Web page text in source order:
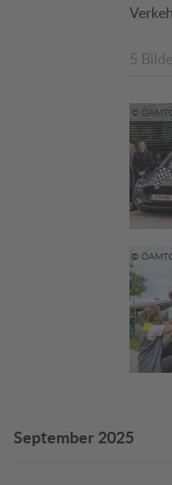
5
©
©
September 2025